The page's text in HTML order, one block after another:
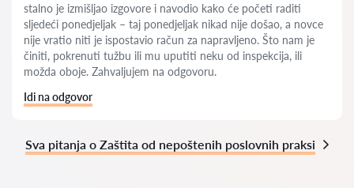
stalno je izmišljao izgovore i navodio kako će početi raditi
sljedeći ponedjeljak – taj ponedjeljak nikad nije došao, a novce
nije vratio niti je ispostavio račun za napravljeno. Što nam je
činiti, pokrenuti tužbu ili mu uputiti neku od inspekcija, ili
možda oboje. Zahvaljujem na odgovoru.
Idi na odgovor
Sva pitanja o Zaštita od nepoštenih poslovnih praksi